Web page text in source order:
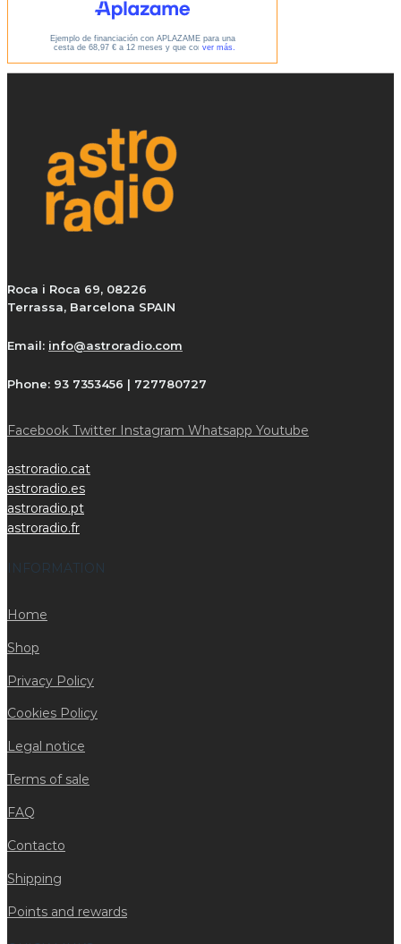
Roca i Roca 69, 08226
Terrassa, Barcelona SPAIN
Email: info@astroradio.com
Phone: 93 7353456 | 727780727
Facebook Twitter Instagram Whatsapp Youtube
astroradio.cat
astroradio.es
astroradio.pt
astroradio.fr
INFORMATION
Home
Shop
Privacy Policy
Cookies Policy
Legal notice
Terms of sale
FAQ
Contacto
Shipping
Points and rewards